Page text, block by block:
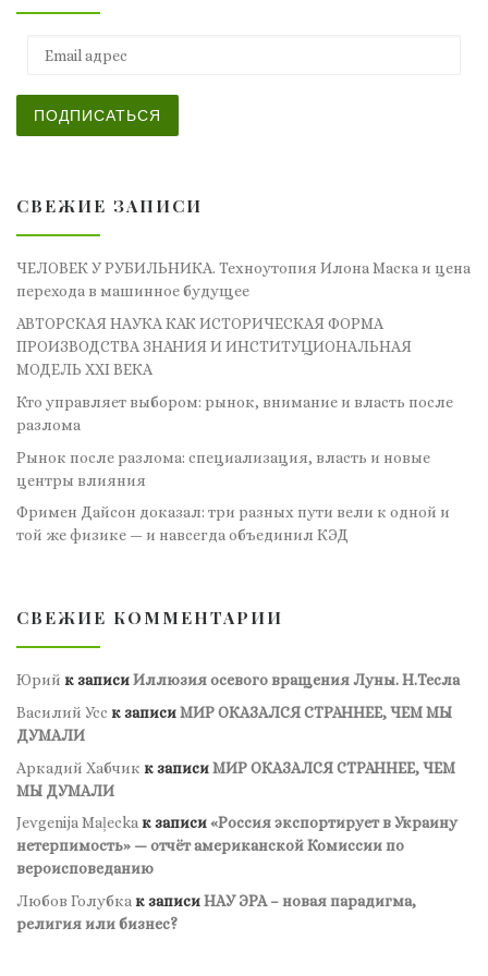
ПОДПИСАТЬСЯ
СВЕЖИЕ ЗАПИСИ
ЧЕЛОВЕК У РУБИЛЬНИКА. Техноутопия Илона Маска и цена
перехода в машинное будущее
АВТОРСКАЯ НАУКА КАК ИСТОРИЧЕСКАЯ ФОРМА
ПРОИЗВОДСТВА ЗНАНИЯ И ИНСТИТУЦИОНАЛЬНАЯ
МОДЕЛЬ XXI ВЕКА
Кто управляет выбором: рынок, внимание и власть после
разлома
Рынок после разлома: специализация, власть и новые
центры влияния
Фримен Дайсон доказал: три разных пути вели к одной и
той же физике — и навсегда объединил КЭД
СВЕЖИЕ КОММЕНТАРИИ
Юрий к записиИллюзия осевого вращения Луны. Н.Тесла
Василий Усс к записиМИР ОКАЗАЛСЯ СТРАННЕЕ, ЧЕМ МЫ
ДУМАЛИ
Аркадий Хабчик к записиМИР ОКАЗАЛСЯ СТРАННЕЕ, ЧЕМ
МЫ ДУМАЛИ
Jevgenija Maļeckaк записи«Россия экспортирует в Украину
нетерпимость» — отчёт американской Комиссии по
вероисповеданию
Любов Голубка к записиНАУ ЭРА – новая парадигма,
религия или бизнес?